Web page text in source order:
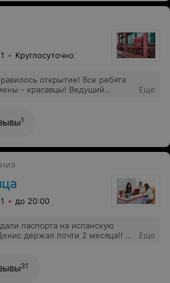
Круглосуточно
открытие! Все ребята
- красавцы! Ведущий
Можно ходить! Если
много)))
Еще
1
до 20:00
паспорта на испанскую
держал почти 2 месяца!! В
он отдыхает, а мне испортил
моральный ущерб, но он
я буду закрывать его фирму
Еще
31